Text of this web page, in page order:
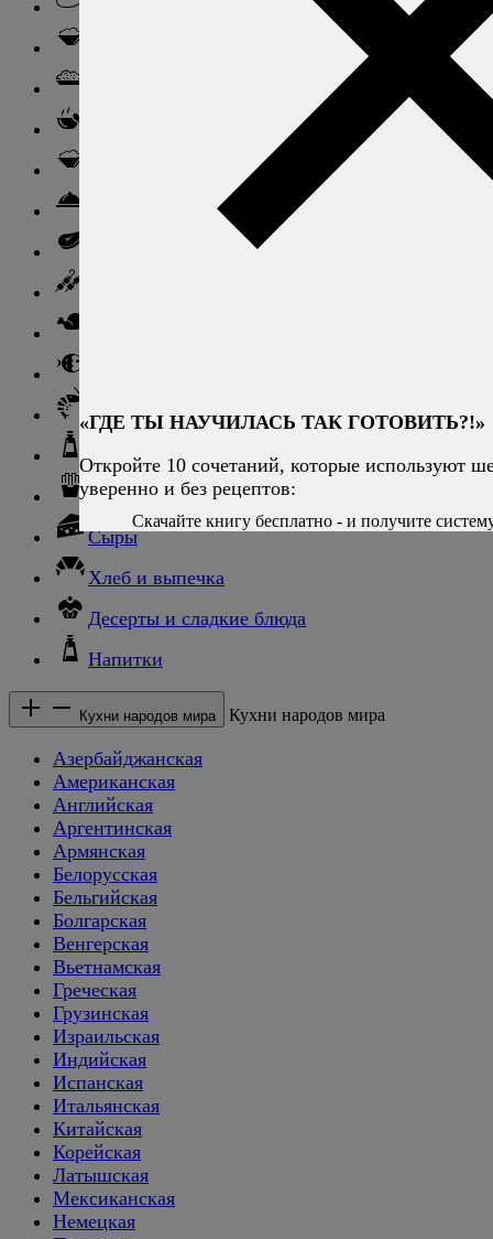
Морепродукты
Соусы и блюда с ними
Гарниры
Сыры
Хлеб и выпечка
Десерты и сладкие блюда
Напитки
Кухни народов мира Кухни народов мира
Азербайджанская
Американская
Английская
Аргентинская
Армянская
Белорусская
Бельгийская
Болгарская
Венгерская
Вьетнамская
Греческая
Грузинская
Израильская
Индийская
Испанская
Итальянская
Китайская
Корейская
Латышская
Мексиканская
Немецкая
«ГДЕ ТЫ НАУЧИЛАСЬ ТАК ГОТОВИТЬ?!»
Откройте 10 сочетаний, которые используют
уверенно и без рецептов:
Скачайте книгу бесплатно - и получите